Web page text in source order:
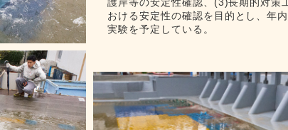
護岸等の安定性確認、(3)長期的対策
おける安定性の確認を目的とし、年
実験を予定している。